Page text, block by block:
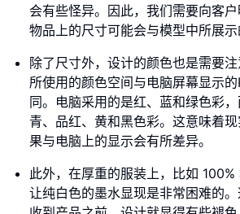
会有些怪异。因此，我们需要向客
物品上的尺寸可能会与模型中所展示
除了尺寸外，设计的颜色也是需要
所使用的颜色空间与电脑屏幕显示
同。电脑采用的是红、蓝和绿色彩
青、品红、黄和黑色彩。这意味着
果与电脑上的显示会有所差异。
此外，在厚重的服装上，比如
让纯白色的墨水显现是非常困难的